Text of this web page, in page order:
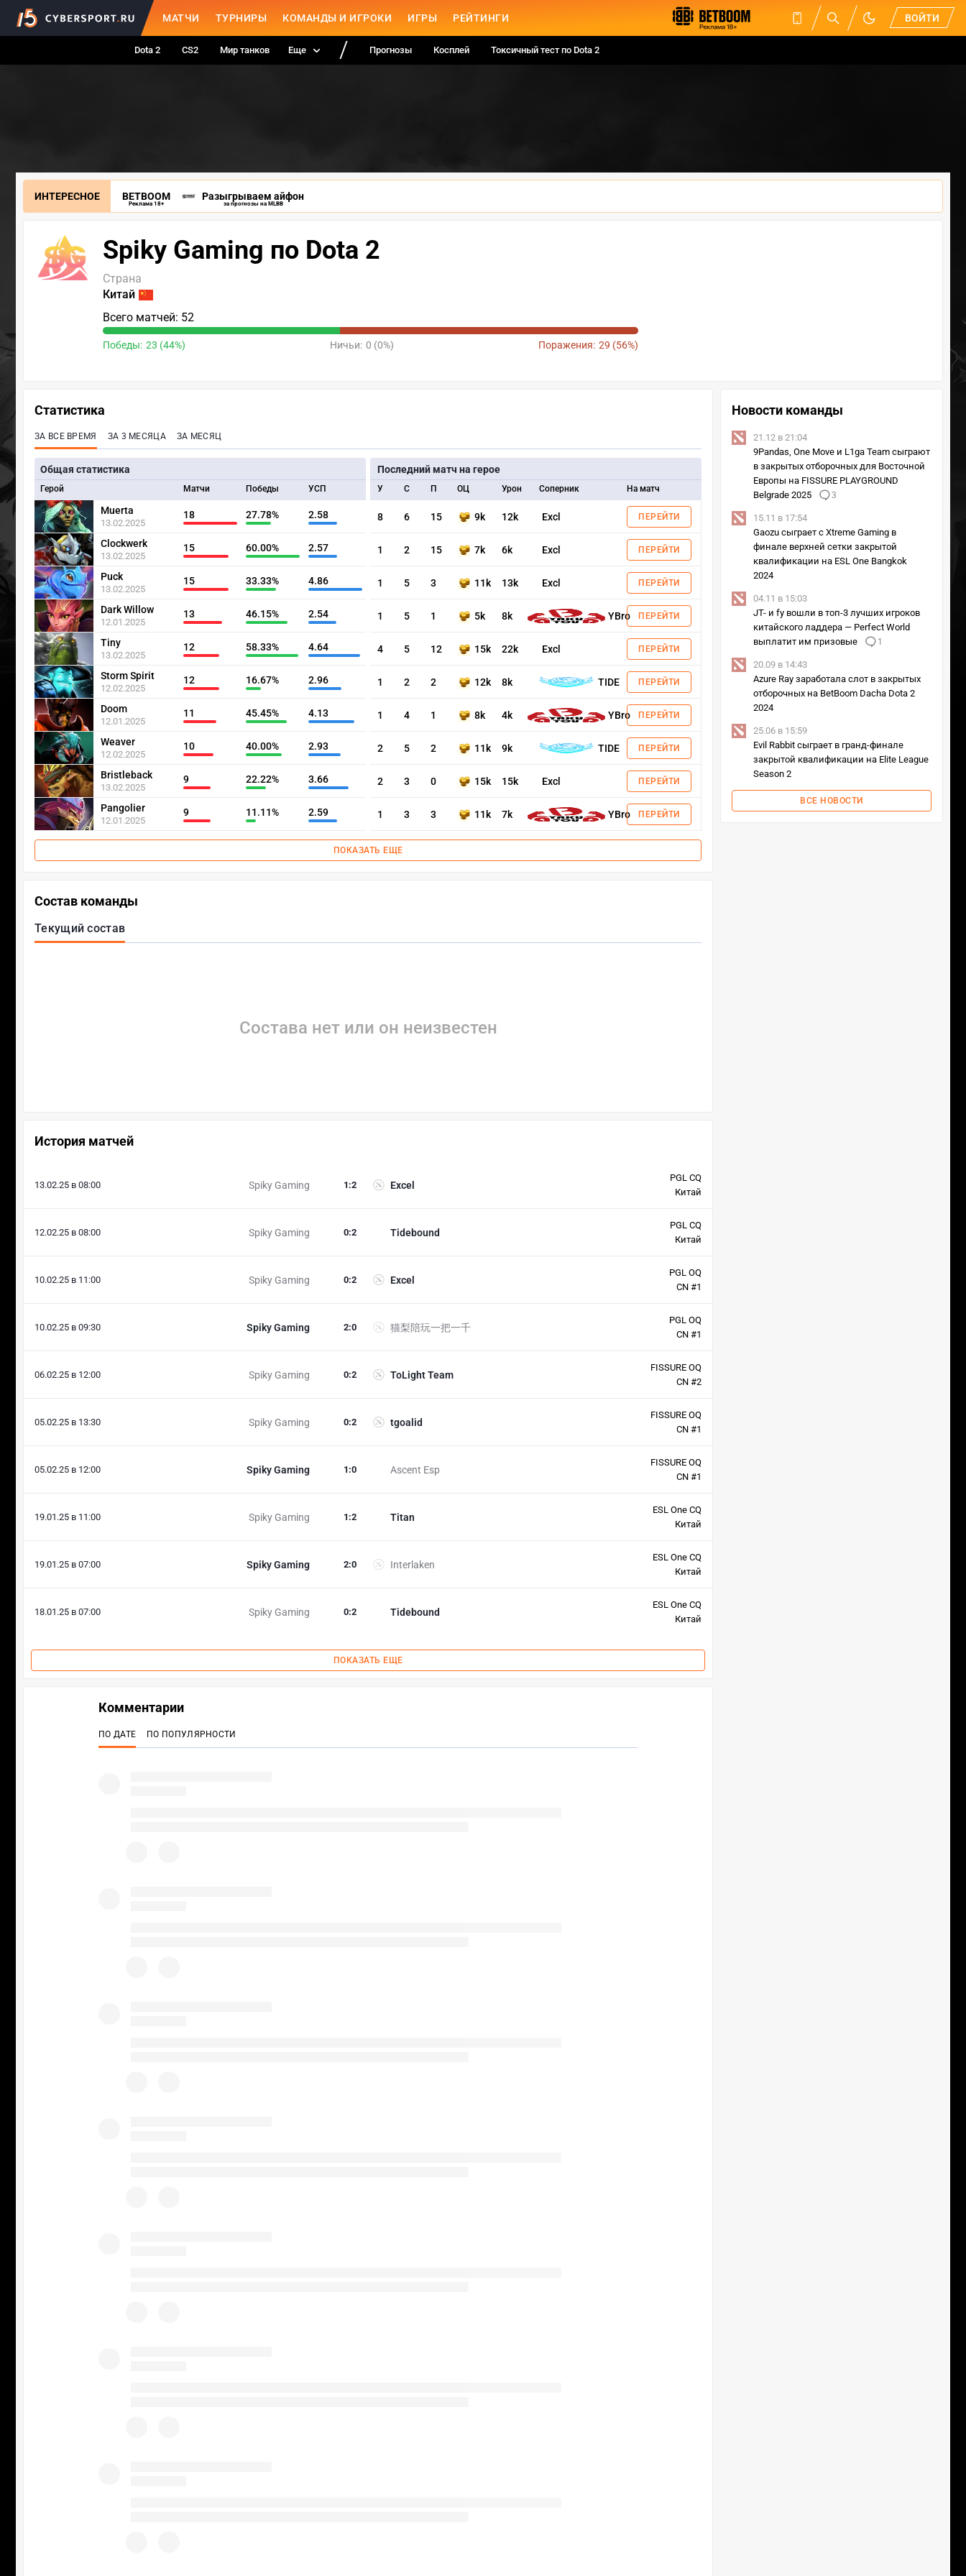
МАТЧИ ТУРНИРЫ КОМАНДЫ И ИГРОКИ ИГРЫ РЕЙТИНГИ ВОЙТИ
Dota 2 CS2 Мир танков Еще Прогнозы Косплей Токсичный тест по Dota 2
ИНТЕРЕСНОЕ BETBOOM
Реклама 18+
Разыгрываем айфон
за прогнозы на MLBB
Spiky Gaming по Dota 2
Страна
Китай
Всего матчей: 52
Победы: 23 (44%) Ничьи: 0 (0%) Поражения: 29 (56%)
Статистика
ЗА ВСЕ ВРЕМЯ ЗА 3 МЕСЯЦА ЗА МЕСЯЦ
Общая статистика
Герой Матчи Победы УСП
Muerta
13.02.2025
18 27.78% 2.58
Clockwerk
13.02.2025
15 60.00% 2.57
Puck
13.02.2025
15 33.33% 4.86
Dark Willow
12.01.2025
13 46.15% 2.54
Tiny
13.02.2025
12 58.33% 4.64
Storm Spirit
12.02.2025
12 16.67% 2.96
Doom
12.01.2025
11 45.45% 4.13
Weaver
12.02.2025
10 40.00% 2.93
Bristleback
13.02.2025
9 22.22% 3.66
Pangolier
12.01.2025
9 11.11% 2.59
Последний матч на герое
У С П ОЦ Урон Соперник На матч
8 6 15 9k 12k Excl ПЕРЕЙТИ
1 2 15 7k 6k Excl ПЕРЕЙТИ
1 5 3 11k 13k Excl ПЕРЕЙТИ
1 5 1 5k 8k YBro ПЕРЕЙТИ
4 5 12 15k 22k Excl ПЕРЕЙТИ
1 2 2 12k 8k TIDE ПЕРЕЙТИ
1 4 1 8k 4k YBro ПЕРЕЙТИ
2 5 2 11k 9k TIDE ПЕРЕЙТИ
2 3 0 15k 15k Excl ПЕРЕЙТИ
1 3 3 11k 7k YBro ПЕРЕЙТИ
ПОКАЗАТЬ ЕЩЕ
Состав команды
Текущий состав
Состава нет или он неизвестен
История матчей
13.02.25 в 08:00 Spiky Gaming Excel
1 :2
PGL CQ
Китай
12.02.25 в 08:00 Spiky Gaming Tidebound
0:2
PGL CQ
Китай
10.02.25 в 11:00 Spiky Gaming Excel
0:2
PGL OQ
CN #1
10.02.25 в 09:30 Spiky Gaming 猫梨陪玩一把一千
2:0
PGL OQ
CN #1
06.02.25 в 12:00 Spiky Gaming ToLight Team
0:2
FISSURE OQ
CN #2
05.02.25 в 13:30 Spiky Gaming tgoalid
0:2
FISSURE OQ
CN #1
05.02.25 в 12:00 Spiky Gaming Ascent Esp
1 :0
FISSURE OQ
CN #1
19.01.25 в 11:00 Spiky Gaming Titan
1 :2
ESL One CQ
Китай
19.01.25 в 07:00 Spiky Gaming Interlaken
2:0
ESL One CQ
Китай
18.01.25 в 07:00 Spiky Gaming Tidebound
0:2
ESL One CQ
Китай
ПОКАЗАТЬ ЕЩЕ
Новости команды
21.12 в 21:04
9Pandas, One Move и L1ga Team сыграют
в закрытых отборочных для Восточной
Европы на FISSURE PLAYGROUND
Belgrade 2025
3
15.11 в 17:54
Gaozu сыграет с Xtreme Gaming в
финале верхней сетки закрытой
квалификации на ESL One Bangkok
2024
04.11 в 15:03
JT- и fy вошли в топ-3 лучших игроков
китайского ладдера — Perfect World
выплатит им призовые
1
20.09 в 14:43
Azure Ray заработала слот в закрытых
отборочных на BetBoom Dacha Dota 2
2024
25.06 в 15:59
Evil Rabbit сыграет в гранд-финале
закрытой квалификации на Elite League
Season 2
ВСЕ НОВОСТИ
Комментарии
ПО ДАТЕ ПО ПОПУЛЯРНОСТИ